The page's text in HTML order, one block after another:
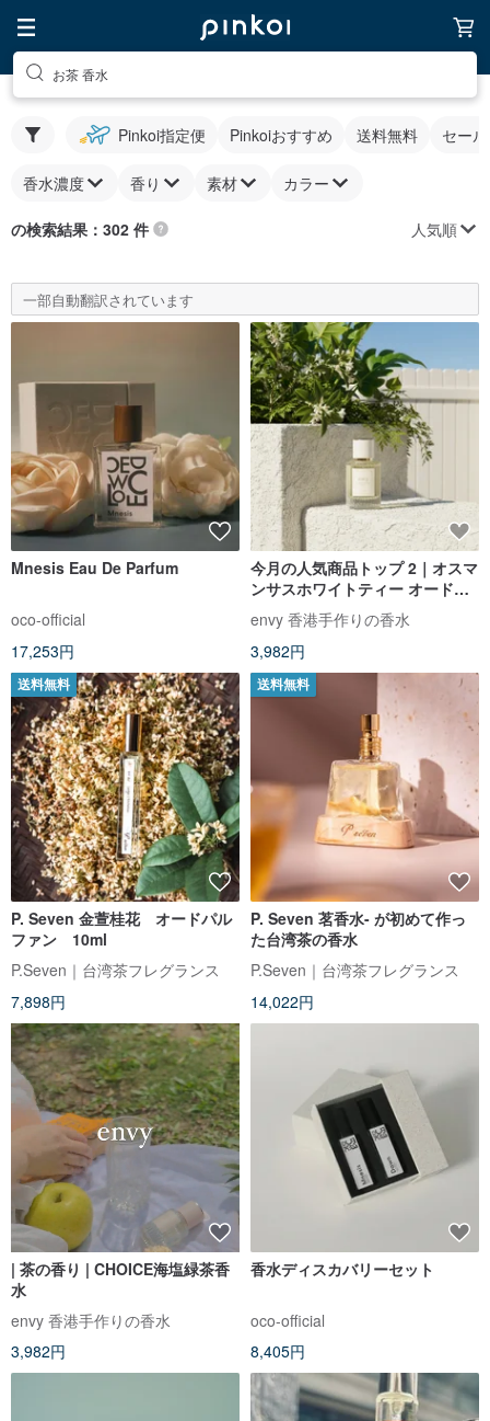
お茶 香水
Pinkoi指定便 Pinkoiおすすめ 送料無料 セー
香水濃度 香り 素材 カラー
の検索結果：302 件 人気順
一部自動翻訳されています
Mnesis Eau De Parfum
oco-official
17,253円
今月の人気商品トップ 2｜オスマ
ンサスホワイトティー オードパ
ルファム 30ml｜金木犀、白茶、
アンバー
envy 香港手作りの香水
3,982円
送料無料
P. Seven 金萱桂花 オードパル
ファン 10ml
P.Seven｜台湾茶フレグランス
7,898円
送料無料
P. Seven 茗香水- が初めて作っ
た台湾茶の香水
P.Seven｜台湾茶フレグランス
14,022円
| 茶の香り | CHOICE海塩緑茶香
水
envy 香港手作りの香水
3,982円
香水ディスカバリーセット
oco-official
8,405円